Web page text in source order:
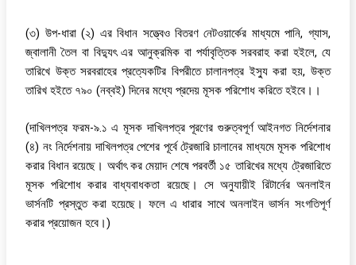
(৩) উপ-ধারা (২) এর বিধান সত্ত্বেও বিতরণ নেটওয়ার্কের মাধ্যমে পানি, গ্যাস,
জ্বালানী তৈল বা বিদ্যুৎ এর আনুক্রমিক বা পর্যাবৃত্তিক সরবরাহ করা হইলে, যে
তারিখে উক্ত সরবরাহের প্রত্যেকটির বিপরীতে চালানপত্র ইস্যু করা হয়, উক্ত
তারিখ হইতে ৭৯০ (নব্বই) দিনের মধ্যে প্রদেয় মূসক পরিশোধ করিতে হইবে।।
(দাখিলপত্র ফরম-৯.১ এ মূসক দাখিলপত্র পূরণের গুরুত্বপূর্ণ আইনগত নির্দেশনার
(৪) নং নির্দেশনায় দাখিলপত্র পেশের পূর্বে ট্রেজারি চালানের মাধ্যমে মূসক পরিশোধ
করার বিধান রয়েছে। অর্থাৎ কর মেয়াদ শেষে পরবর্তী ১৫ তারিখের মধ্যে ট্রেজারিতে
মূসক পরিশোধ করার বাধ্যবাধকতা রয়েছে। সে অনুযায়ীই রিটার্নের অনলাইন
ভার্সনটি প্রস্তুত করা হয়েছে। ফলে এ ধারার সাথে অনলাইন ভার্সন সংগতিপূর্ণ
করার প্রয়োজন হবে।)